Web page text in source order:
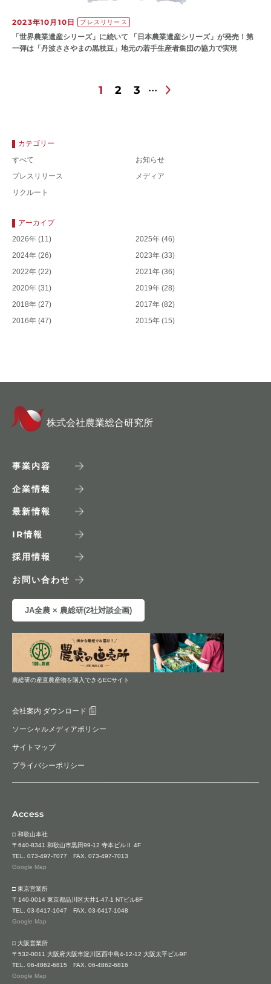
2023年10月10日 プレスリリース
「世界農業遺産シリーズ」に続いて 「日本農業遺産シリーズ」が発売！第
一弾は「丹波ささやまの黒枝豆」地元の若手生産者集団の協力で実現
1 2 3
カテゴリー
すべて
お知らせ
プレスリリース
メディア
リクルート
アーカイブ
2026年 (11) 2025年 (46)
2024年 (26) 2023年 (33)
2022年 (22) 2021年 (36)
2020年 (31) 2019年 (28)
2018年 (27) 2017年 (82)
2016年 (47) 2015年 (15)
株式会社農業総合研究所
事業内容
企業情報
最新情報
IR情報
採用情報
お問い合わせ
JA全農 × 農総研(2社対談企画)
農総研の産直農産物を購入できるECサイト
会社案内 ダウンロード
ソーシャルメディアポリシー
サイトマップ
プライバシーポリシー
Access
□ 和歌山本社
〒640-8341 和歌山市黒田99-12 寺本ビルⅡ 4F
TEL. 073-497-7077 FAX. 073-497-7013
Google Map
□ 東京営業所
〒140-0014 東京都品川区大井1-47-1 NTビル8F
TEL. 03-6417-1047 FAX. 03-6417-1048
Google Map
□ 大阪営業所
〒532-0011 大阪府大阪市淀川区西中島4-12-12 大阪太平ビル9F
TEL. 06-4862-6815 FAX. 06-4862-6816
Google Map